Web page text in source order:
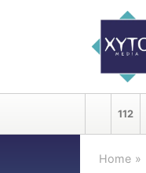
112
Home